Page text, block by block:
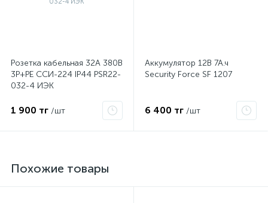
Розетка кабельная 32А 380В
3P+PЕ ССИ-224 IP44 PSR22-
032-4 ИЭК
1 900 тг /шт
Аккумулятор 12В 7А.ч
Security Force SF 1207
6 400 тг /шт
Похожие товары